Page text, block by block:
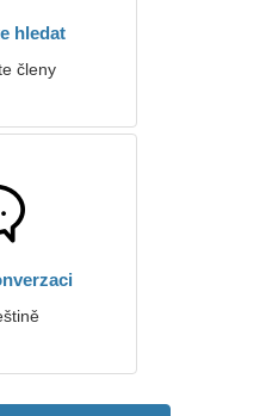
hledat
členy